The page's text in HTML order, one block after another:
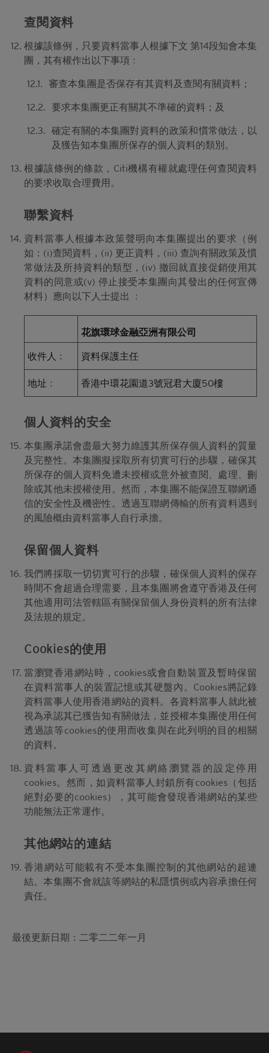
回報或表現會在將來實現。有關資料僅供參考之用，
並不構成網站擁有人的投資意見。
結構性產品的風險因素
閣下可能無法收回部份或甚至全部應收款項。如閣下
投資結構性產品，所依賴的是發行人的信譽。結構性
產品的價格可急升或急跌，投資者或會蒙受全盤損
失。結構性產品於二級市場的流通性亦是無法預測
的。花旗環球金融亞洲有限公司或會是結構性產品的
唯一流通量提供者。本香港網站所載的任何見解、預
測或估計構成資料登載當日的判斷，不能保證日後的
業績或事件會與當中的任何見解、預測或估計一致。
閣下應當慎防實際業績可能會與任何前瞻性陳述所載
可贖回牛熊證（「
遵守基本上市文件（包括其任何增編）所載牛熊證條
款及細則的前提下，當相關資產的現貨價/現貨水平
在觀察期內達到贖回價/贖回水平時，牛熊證將自動
終止。在該情況下，閣下將不會收到任何現金付款
（如屬N類牛熊證），或可能會收到名為剩餘價值的
現金付款（如屬R類牛熊證）。
品的性質及風險，如果情況適用，亦應徵詢其本人的
投資結構性產品的決定均適當地考慮到投資者的具體
情況及財務狀況。對於因認購或購買結構性產品而產
生的任何財務或其他方面的後果，Citigroup概不承擔
任何受託責任或法律責任。
就每次發行的結構性產品而言，閣下應當細閱及瞭解
其任何增編）和相關補充上市文件所載有關發行人的
財務及其他資料。該等文件可在保薦人花旗環球金融
亞洲有限公司的辦事處索取，地址為香港中環花園道
3號冠君大廈50樓。
Citigroup的成員公司可能會進行本身的坐盤買賣，可
能會持有結構性產品的長倉或短倉或其他權益，亦可
構性產品，不論是否以當事人、代理或市場莊家身份
進行買賣。Citigroup亦參與或可能參與其他金融、投
資及專業活動而因此有時可能會產生涉及到本香港網
站所述的證券的利益或利益衝突。
無法律責任
對於因使用本香港網站或其內容而產生或因此而涉及
原因導致的）責任。在不損害前述的一般情況下，
網站上登載的任何資料的任何中斷、不準確、錯誤或
遺漏（不論任何原因）或由此而引起的各類損害承擔
任何責任。此外，互聯網上或電子郵件的通訊並非穩
靠的方法，發送的資料可能會被截查、遺失或遭到銷
毀。對此，Citigroup不會對發生上述任何事件承擔任
何責任，亦不保證任何通訊或附件或本香港網站不會
受到電腦病毒、電腦毒蟲或其他有害成份所入侵。
私隱
閣下通過本香港網站提供的任何個人資料均會嚴加保
密，除另有明確規定者外，該等資料僅會以閣下同意
劃、產品開發及研究等用途上。請參閱本香港網站
下在使用本網站時，閣下的個人資料將會如何處理。
版權及商標
複製、不得分發或傳送予任何其他人士，亦不得以任
本香港網站可能附有通往其他由並非屬於Citigroup的
機構運營的網站的連結。該等連結僅供閣下進一步查
查閱資料
根據該條例，只要資料當事人根據下文 第14段知會本集
團，其有權作出以下事項﹕
12.1. 審查本集團是否保存有其資料及查閱有關資料；
12.2. 要求本集團更正有關其不準確的資料；及
12.3.
確定有關的本集團對資料的政策和慣常做法，以
及獲告知本集團所保存的個人資料的類別。
根據該條例的條款，Citi機構有權就處理任何查閱資料
的要求收取合理費用。
聯繫資料
資料當事人根據本政策聲明向本集團提出的要求（例
如：(i)查閱資料，(ii) 更正資料，(iii) 查詢有關政策及慣
常做法及所持資料的類型，(iv) 撤回就直接促銷使用其
資料的同意或(v) 停止接受本集團向其發出的任何宣傳
材料）應向以下人士提出 ﹕
花旗環球金融亞洲有限公司
收件人﹕ 資料保護主任
地址﹕ 香港中環花園道3號冠君大廈50樓
個人資料的安全
本集團承諾會盡最大努力維護其所保存個人資料的質量
及完整性。本集團擬採取所有切實可行的步驟，確保其
所保存的個人資料免遭未授權或意外被查閱、處理、刪
除或其他未授權使用。然而，本集團不能保證互聯網通
信的安全性及機密性。透過互聯網傳輸的所有資料遇到
的風險概由資料當事人自行承擔。
保留個人資料
我們將採取一切切實可行的步驟，確保個人資料的保存
時間不會超過合理需要，且本集團將會遵守香港及任何
其他適用司法管轄區有關保留個人身份資料的所有法律
及法規的規定。
Cookies的使用
當瀏覽香港網站時，cookies或會自動裝置及暫時保留
在資料當事人的裝置記憶或其硬盤內。Cookies將記錄
資料當事人使用香港網站的資料。各資料當事人就此被
視為承認其已獲告知有關做法，並授權本集團使用任何
透過該等cookies的使用而收集與在此列明的目的相關
的資料。
資料當事人可透過更改其網絡瀏覽器的設定停用
cookies。然而，如資料當事人封鎖所有cookies（包括
絕對必要的cookies），其可能會發現香港網站的某些
功能無法正常運作。
其他網站的連結
香港網站可能載有不受本集團控制的其他網站的超連
結。本集團不會就該等網站的私隱慣例或內容承擔任何
責任。
最後更新日期：二零二二年一月